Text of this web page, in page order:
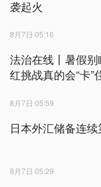
袭起火
8月7日 05:16
法治在线丨暑假
红挑战真的会“卡”
8月7日 05:59
日本外汇储备连
8月7日 05:29